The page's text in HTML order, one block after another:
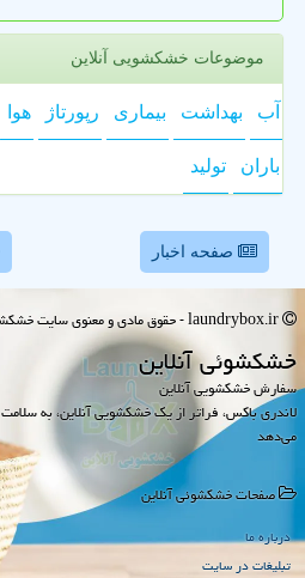
موضوعات خشکشویی آنلاین
آب بهداشت بیماری رپورتاژ هوا
باران تولید
صفحه اخبار
خشكشوئی آنلاین
سفارش خشکشویی آنلاین
لاندری باکس، فراتر از یک خشکشویی آنلاین، به
می‌دهد
صفحات خشكشوئی آنلاین
درباره ما
تبلیغات در سایت